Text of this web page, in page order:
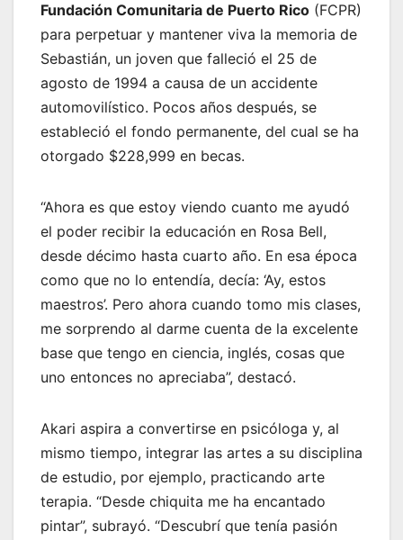
Fundación Comunitaria de Puerto Rico (FCPR)
para perpetuar y mantener viva la memoria de
Sebastián, un joven que falleció el 25 de
agosto de 1994 a causa de un accidente
automovilístico. Pocos años después, se
estableció el fondo permanente, del cual se ha
otorgado $228,999 en becas.
“Ahora es que estoy viendo cuanto me ayudó
el poder recibir la educación en Rosa Bell,
desde décimo hasta cuarto año. En esa época
como que no lo entendía, decía: ‘Ay, estos
maestros’. Pero ahora cuando tomo mis clases,
me sorprendo al darme cuenta de la excelente
base que tengo en ciencia, inglés, cosas que
uno entonces no apreciaba”, destacó.
Akari aspira a convertirse en psicóloga y, al
mismo tiempo, integrar las artes a su disciplina
de estudio, por ejemplo, practicando arte
terapia. “Desde chiquita me ha encantado
pintar”, subrayó. “Descubrí que tenía pasión